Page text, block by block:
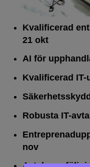
Kvalificerad
21 okt
AI för
Kvalificerad IT-
Robusta IT-
nov